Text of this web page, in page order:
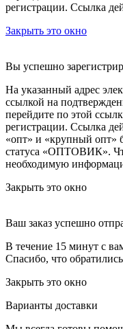
регистрации. Ссылка
Закрыть это окно
Вы успешно
На указанный адрес
ссылкой на
перейдите по этой
регистрации. Ссылка
«опт» и «крупный опт»
статуса «ОПТОВИК».
необходимую
Закрыть это окно
Ваш заказ успешно
В течение 15 минут с
Спасибо, что
Закрыть это окно
Варианты доставки